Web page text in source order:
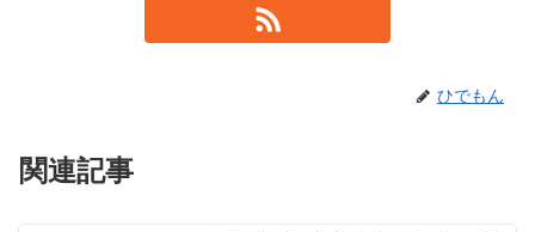
ひでもん
関連記事